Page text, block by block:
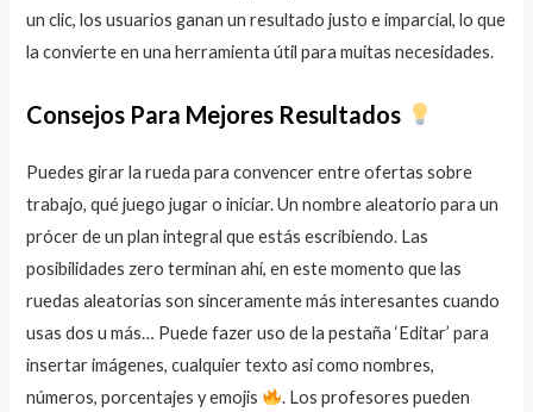
un clic, los usuarios ganan un resultado justo e imparcial, lo que
la convierte en una herramienta útil para muitas necesidades.
Consejos Para Mejores Resultados
Puedes girar la rueda para convencer entre ofertas sobre
trabajo, qué juego jugar o iniciar. Un nombre aleatorio para un
prócer de un plan integral que estás escribiendo. Las
posibilidades zero terminan ahí, en este momento que las
ruedas aleatorias son sinceramente más interesantes cuando
usas dos u más… Puede fazer uso de la pestaña ‘Editar’ para
insertar imágenes, cualquier texto asi como nombres,
números, porcentajes y emojis
. Los profesores pueden